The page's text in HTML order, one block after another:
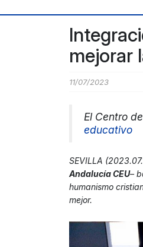
mejorar
11/07/2023
El Centro
educativo
SEVILLA
Andalucía CEU–
humanismo
mejor.